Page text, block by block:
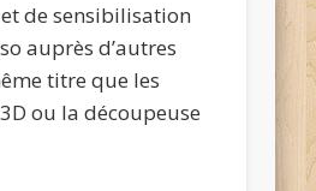
de sensibilisation
auprès d’autres
titre que les
ou la découpeuse